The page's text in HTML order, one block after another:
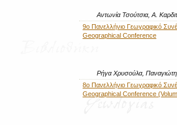
Αντωνία Τσούτσια, Α.
9ο Πανελλήνιο Γεωγραφικό
Geographical Conference
Ρήγα Χρυσούλα,
8ο Πανελλήνιο Γεωγραφικό
Geographical Conference